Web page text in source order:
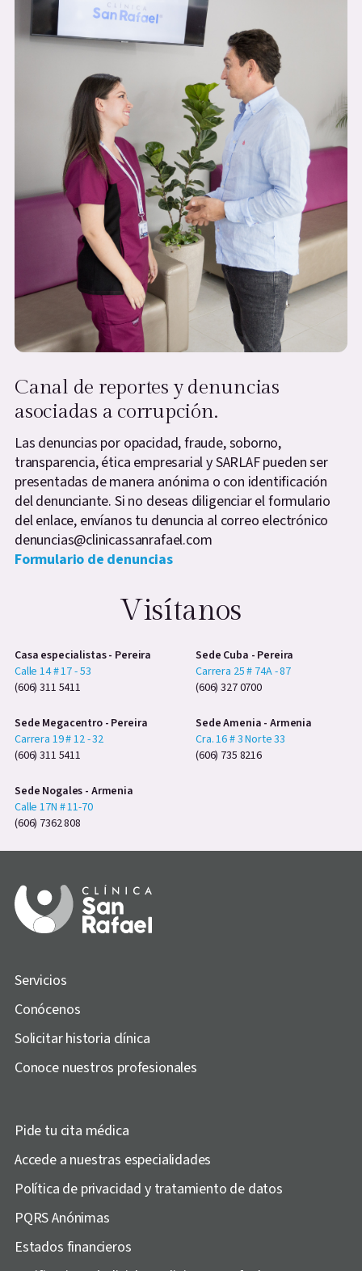
Canal de reportes y denuncias
asociadas a corrupción.
Las denuncias por opacidad, fraude, soborno,
transparencia, ética empresarial y SARLAF pueden ser
presentadas de manera anónima o con identificación
del denunciante. Si no deseas diligenciar el formulario
del enlace, envíanos tu denuncia al correo electrónico
denuncias@clinicassanrafael.com
Formulario de denuncias
Visítanos
Casa especialistas - Pereira
Calle 14 # 17 - 53
(606) 311 5411
Sede Cuba - Pereira
Carrera 25 # 74A - 87
(606) 327 0700
Sede Megacentro - Pereira
Carrera 19 # 12 - 32
(606) 311 5411
Sede Amenia - Armenia
Cra. 16 # 3 Norte 33
(606) 735 8216
Sede Nogales - Armenia
Calle 17N # 11-70
(606) 7362 808
Servicios
Conócenos
Solicitar historia clínica
Conoce nuestros profesionales
Pide tu cita médica
Accede a nuestras especialidades
Política de privacidad y tratamiento de datos
PQRS Anónimas
Estados financieros